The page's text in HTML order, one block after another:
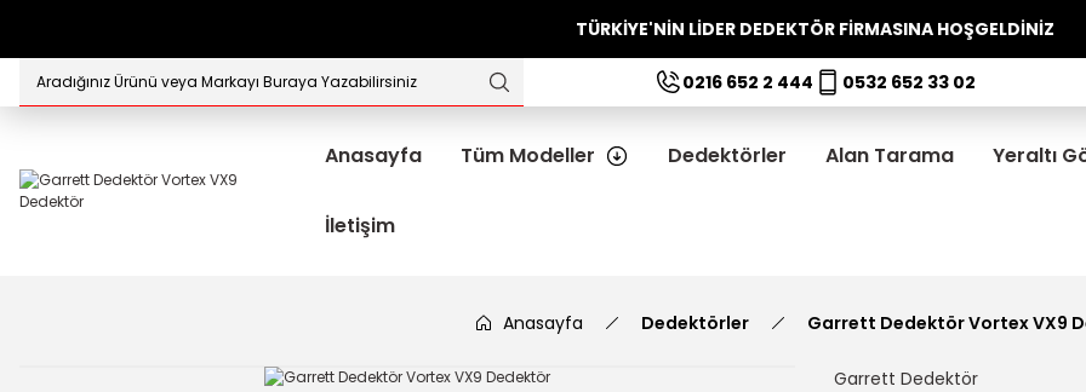
TÜRKİYE'NİN LİDER DEDEKTÖR FİRMASINA HOŞGELDİNİZ
0216 652 2 444 0532 652 33 02
Anasayfa Tüm Modeller Dedektörler Alan Tarama Yeraltı
İletişim
Anasayfa Dedektörler Garrett Dedektör Vortex VX9
Garrett Dedektör